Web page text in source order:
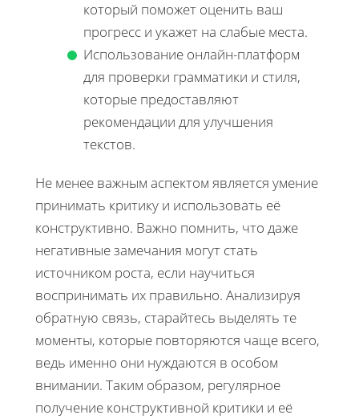
который поможет оценить ваш
прогресс и укажет на слабые места.
Использование онлайн-платформ
для проверки грамматики и стиля,
которые предоставляют
рекомендации для улучшения
текстов.
Не менее важным аспектом является умение
принимать критику и использовать её
конструктивно. Важно помнить, что даже
негативные замечания могут стать
источником роста, если научиться
воспринимать их правильно. Анализируя
обратную связь, старайтесь выделять те
моменты, которые повторяются чаще всего,
ведь именно они нуждаются в особом
внимании. Таким образом, регулярное
получение конструктивной критики и её